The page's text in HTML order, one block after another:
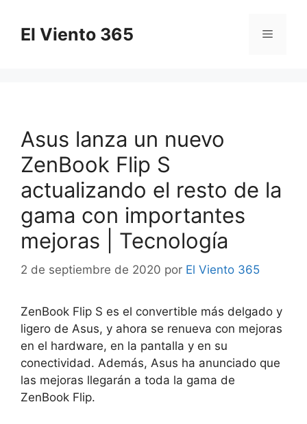
contenido
El Viento 365 Menú
Asus lanza un nuevo
ZenBook Flip S
actualizando el resto de la
gama con importantes
mejoras | Tecnología
2 de septiembre de 2020 por El Viento 365
ZenBook Flip S es el convertible más delgado y
ligero de Asus, y ahora se renueva con mejoras
en el hardware, en la pantalla y en su
conectividad. Además, Asus ha anunciado que
las mejoras llegarán a toda la gama de
ZenBook Flip.